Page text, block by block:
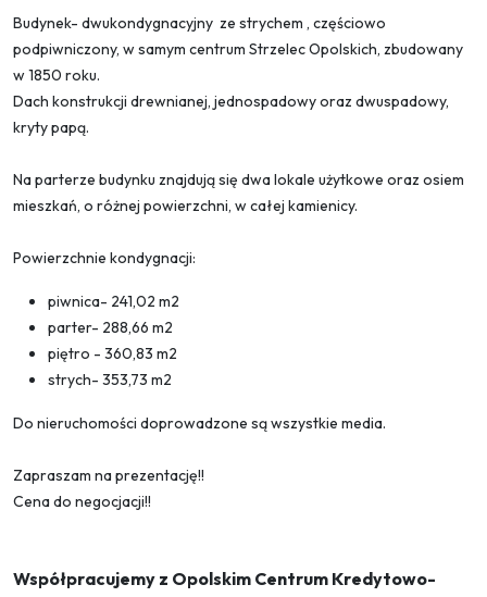
Budynek- dwukondygnacyjny ze strychem , częściowo
podpiwniczony, w samym centrum Strzelec Opolskich, zbudowany
w 1850 roku.
Dach konstrukcji drewnianej, jednospadowy oraz dwuspadowy,
kryty papą.
Na parterze budynku znajdują się dwa lokale użytkowe oraz osiem
mieszkań, o różnej powierzchni, w całej kamienicy.
Powierzchnie kondygnacji:
piwnica- 241,02 m2
parter- 288,66 m2
piętro - 360,83 m2
strych- 353,73 m2
Do nieruchomości doprowadzone są wszystkie media.
Zapraszam na prezentację!!
Cena do negocjacji!!
Współpracujemy z Opolskim Centrum Kredytowo-